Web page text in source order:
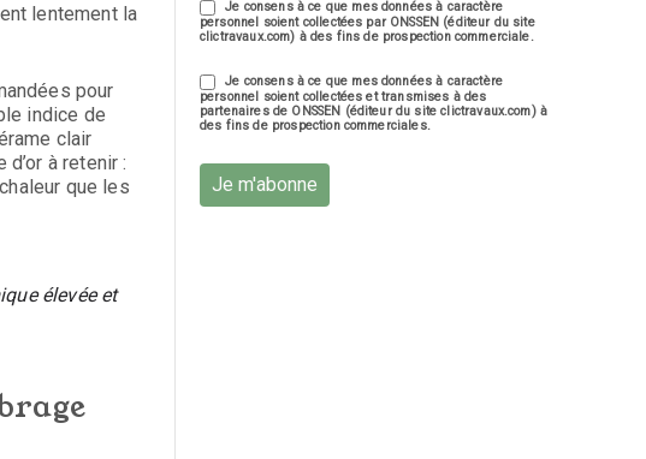
lentement la
pour
indice de
clair
à retenir :
que les
élevée et
Je consens à ce que mes données à caractère
personnel soient collectées par ONSSEN (éditeur du site
clictravaux.com) à des fins de prospection commerciale.
Je consens à ce que mes données à caractère
personnel soient collectées et transmises à des
partenaires de ONSSEN (éditeur du site clictravaux.com) à
des fins de prospection commerciales.
Je m'abonne